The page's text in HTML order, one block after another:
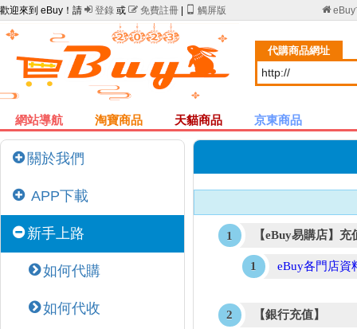
歡迎來到 eBuy！請  登錄 或  免費註冊 觸屏版 eBuy
代購商品網址
網站導航 淘寶商品 天貓商品 京東商品
關於我們
APP下載
新手上路
如何代購
如何代收
【eBuy易購店】充
eBuy各門店資
【銀行充值】